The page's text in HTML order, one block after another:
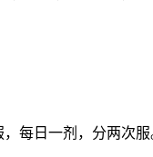
每日一剂，分两次